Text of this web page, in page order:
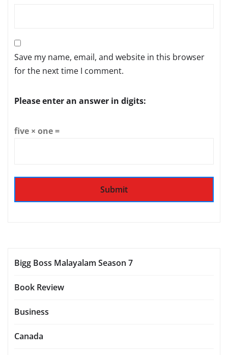
Save my name, email, and website in this browser
for the next time I comment.
Please enter an answer in digits:
five × one =
Bigg Boss Malayalam Season 7
Book Review
Business
Canada